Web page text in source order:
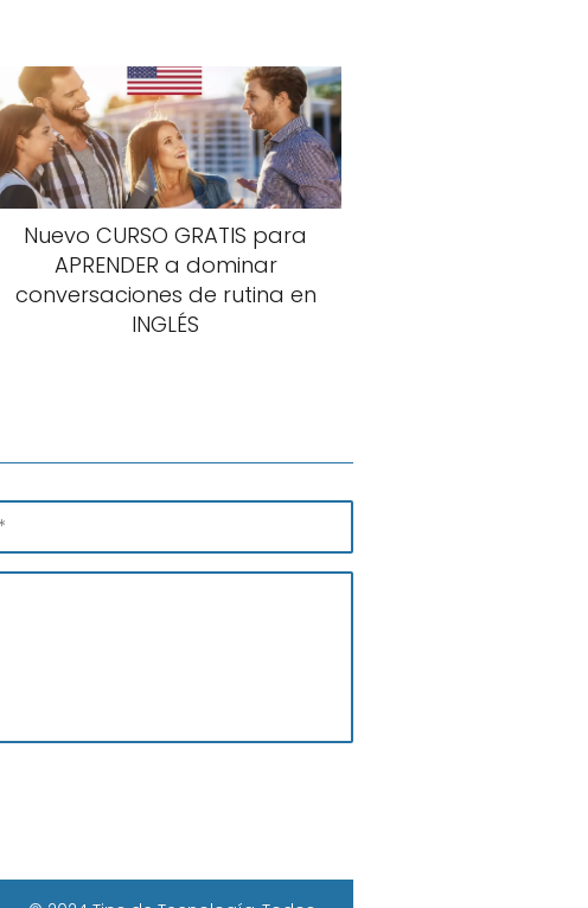
Nuevo CURSO GRATIS para
APRENDER a dominar
conversaciones de rutina en
INGLÉS